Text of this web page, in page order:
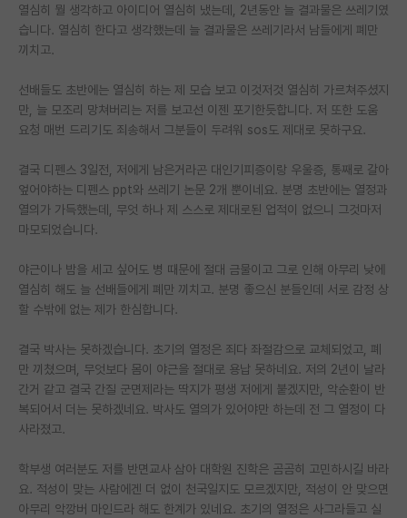
학부 인턴 게시판
임용 후기 게시판
PI 전용 게시판
인문사회 계열 게시판
특수/전문대학원 게시판
장학금/장학생 게시판
학술 정보 게시판
홍보 게시판
커리어
유학교육
이벤트
반도체 아카데미
열심히 뭘 생각하고 아이디어 열심히 냈는데, 2년동안 늘 결과물은 쓰레기였
습니다. 열심히 한다고 생각했는데 늘 결과물은 쓰레기라서 남들에게 폐만
끼치고.
선배들도 초반에는 열심히 하는 제 모습 보고 이것저것 열심히 가르쳐주셨지
만, 늘 모조리 망쳐버리는 저를 보고선 이젠 포기한듯합니다. 저 또한 도움
요청 매번 드리기도 죄송해서 그분들이 두려워 sos도 제대로 못하구요.
결국 디펜스 3일전, 저에게 남은거라곤 대인기피증이랑 우울증, 통째로 갈아
엎어야하는 디펜스 ppt와 쓰레기 논문 2개 뿐이네요. 분명 초반에는 열정과
열의가 가득했는데, 무엇 하나 제 스스로 제대로된 업적이 없으니 그것마저
마모되었습니다.
야근이나 밤을 세고 싶어도 병 때문에 절대 금물이고 그로 인해 아무리 낮에
열심히 해도 늘 선배들에게 폐만 끼치고. 분명 좋으신 분들인데 서로 감정 상
할 수밖에 없는 제가 한심합니다.
결국 박사는 못하겠습니다. 초기의 열정은 죄다 좌절감으로 교체되었고, 폐
만 끼쳤으며, 무엇보다 몸이 야근을 절대로 용납 못하네요. 저의 2년이 날라
간거 같고 결국 간질 군면제라는 딱지가 평생 저에게 붙겠지만, 악순환이 반
복되어서 더는 못하겠네요. 박사도 열의가 있어야만 하는데 전 그 열정이 다
사라졌고.
학부생 여러분도 저를 반면교사 삼아 대학원 진학은 곰곰히 고민하시길 바라
요. 적성이 맞는 사람에겐 더 없이 천국일지도 모르겠지만, 적성이 안 맞으면
아무리 악깡버 마인드라 해도 한계가 있네요. 초기의 열정은 사그라들고 실